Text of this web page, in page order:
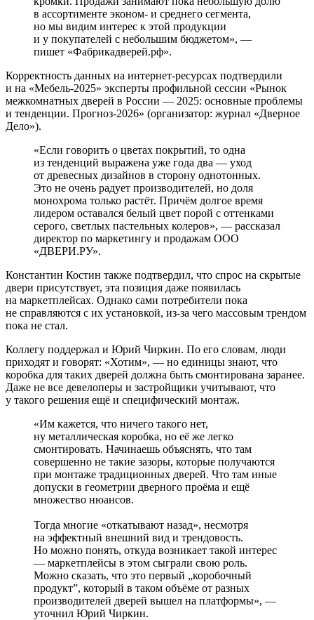
в ассортименте эконом- и среднего сегмента,
но мы видим интерес к этой продукции
и у покупателей с небольшим бюджетом», —
пишет «Фабрикадверей.рф».
Корректность данных на интернет-­ресурсах подтвердили
и на «Мебель‑2025» эксперты профильной сессии «Рынок
межкомнатных дверей в России — 2025: основные проблемы
и тенденции. Прогноз‑2026» (организатор: журнал «Дверное
Дело»).
«Если говорить о цветах покрытий, то одна
из тенденций выражена уже года два — уход
от древесных дизайнов в сторону однотонных.
Это не очень радует производителей, но доля
монохрома только растёт. Причём долгое время
лидером оставался белый цвет порой с оттенками
серого, светлых пастельных колеров», — рассказал
директор по маркетингу и продажам ООО
«ДВЕРИ.РУ».
Константин Костин также подтвердил, что спрос на скрытые
двери присутствует, эта позиция даже появилась
на маркетплейсах. Однако сами потребители пока
не справляются с их установкой, из-за чего массовым трендом
пока не стал.
Коллегу поддержал и Юрий Чиркин. По его словам, люди
приходят и говорят: «Хотим», ― но единицы знают, что
коробка для таких дверей должна быть смонтирована заранее.
Даже не все девелоперы и застройщики учитывают, что
у такого решения ещё и специфический монтаж.
«Им кажется, что ничего такого нет,
ну металлическая коробка, но её же легко
смонтировать. Начинаешь объяснять, что там
совершенно не такие зазоры, которые получаются
при монтаже традиционных дверей. Что там иные
допуски в геометрии дверного проёма и ещё
множество нюансов.
Тогда многие «откатывают назад», несмотря
на эффектный внешний вид и трендовость.
Но можно понять, откуда возникает такой интерес
— маркетплейсы в этом сыграли свою роль.
Можно сказать, что это первый „коробочный
продукт”, который в таком объёме от разных
производителей дверей вышел на платформы», —
уточнил Юрий Чиркин.